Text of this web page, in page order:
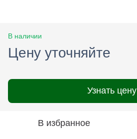
В наличии
Цену уточняйте
Узнать цену
В избранное